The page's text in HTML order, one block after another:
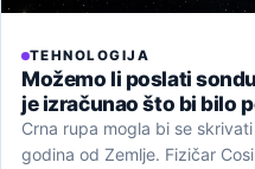
TEHNOLOGIJA
Možemo li poslati
je izračunao što bi bilo
Crna rupa mogla bi se
godina od Zemlje. Fizičar